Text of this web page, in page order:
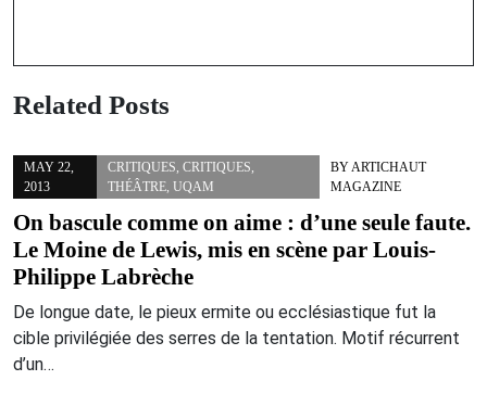
Related Posts
MAY 22,
2013
CRITIQUES,CRITIQUES,
THÉÂTRE,UQAM
BYARTICHAUT
MAGAZINE
On bascule comme on aime : d’une seule faute.
Le Moine de Lewis, mis en scène par Louis-
Philippe Labrèche
De longue date, le pieux ermite ou ecclésiastique fut la
cible privilégiée des serres de la tentation. Motif récurrent
d’un…